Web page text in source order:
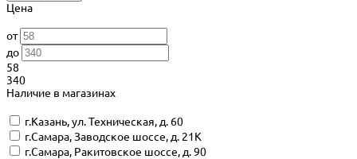
Цена
от
до
58
340
Наличие в магазинах
г.Казань, ул. Техническая, д. 60
г.Самара, Заводское шоссе, д. 21К
г.Самара, Ракитовское шоссе, д. 90